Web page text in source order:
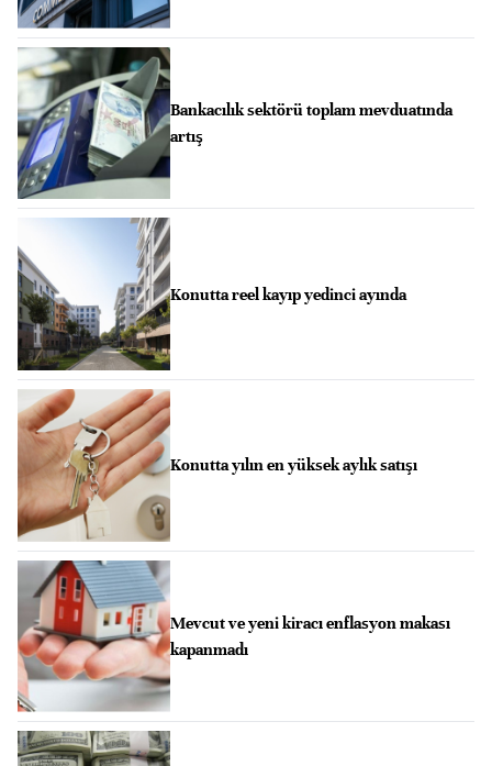
Bankacılık sektörü toplam mevduatında
artış
Konutta reel kayıp yedinci ayında
Konutta yılın en yüksek aylık satışı
Mevcut ve yeni kiracı enflasyon makası
kapanmadı